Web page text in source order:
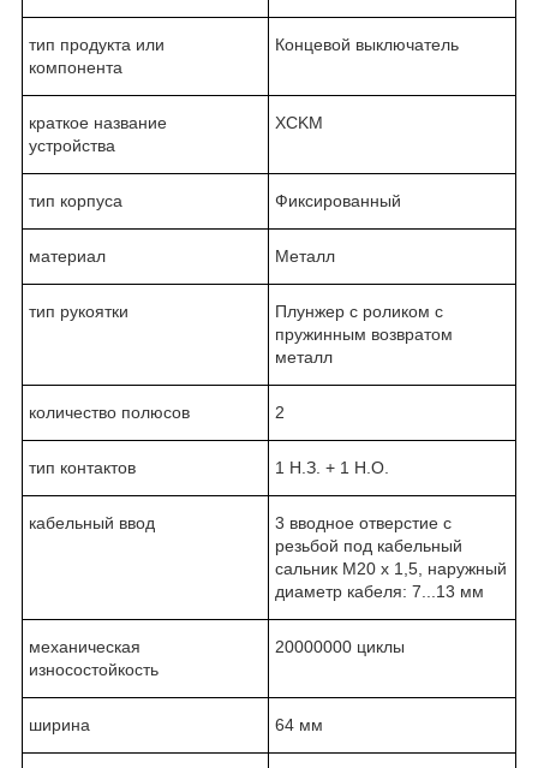
тип продукта или
компонента
Концевой выключатель
краткое название
устройства
XCKM
тип корпуса Фиксированный
материал Металл
тип рукоятки
Плунжер с роликом с
пружинным возвратом
металл
количество полюсов 2
тип контактов 1 Н.З. + 1 Н.О.
кабельный ввод
3 вводное отверстие с
резьбой под кабельный
сальник M20 x 1,5, наружный
диаметр кабеля: 7...13 мм
механическая
износостойкость
20000000 циклы
ширина 64 мм